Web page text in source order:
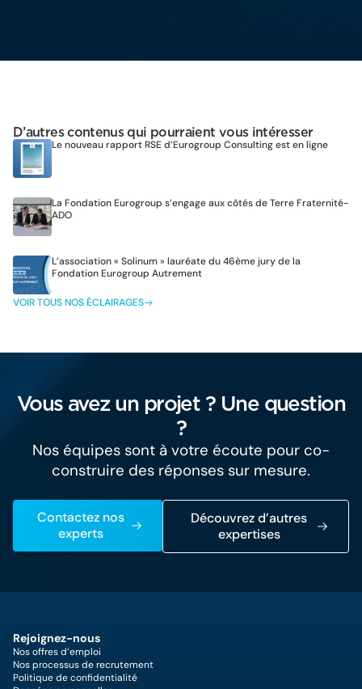
D’autres contenus qui pourraient vous intéresser
Le nouveau rapport RSE d’Eurogroup Consulting est en ligne
La Fondation Eurogroup s’engage aux côtés de Terre Fraternité-
ADO
L’association « Solinum » lauréate du 46ème jury de la
Fondation Eurogroup Autrement
VOIR TOUS NOS ÉCLAIRAGES
Vous avez un projet ? Une question
?
Nos équipes sont à votre écoute pour co-
construire des réponses sur mesure.
Contactez nos
experts
Découvrez d’autres
expertises
Rejoignez-nous
Nos offres d’emploi
Nos processus de recrutement
Politique de confidentialité